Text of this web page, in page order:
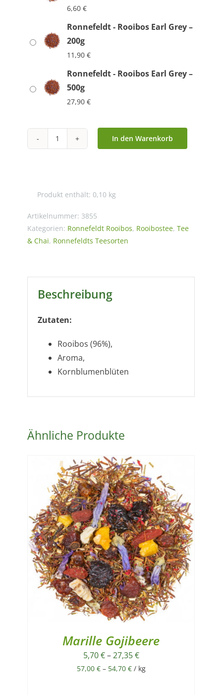
6,60 €
Ronnefeldt - Rooibos Earl Grey –
200g
11,90 €
Ronnefeldt - Rooibos Earl Grey –
500g
27,90 €
Ronnefeldt
Grey
Menge
In den Warenkorb
Produkt enthält: 0,10 kg
Artikelnummer: 3855
Kategorien: Ronnefeldt Rooibos, Rooibostee, Tee
& Chai, Ronnefeldts Teesorten
Beschreibung
Zutaten:
Rooibos (96%),
Aroma,
Kornblumenblüten
Ähnliche Produkte
Marille Gojibeere
5,70€–27,35€
57,00 €– 54,70 €/ kg